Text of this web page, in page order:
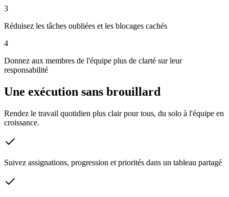
3
Réduisez les tâches oubliées et les blocages cachés
4
Donnez aux membres de l'équipe plus de clarté sur leur
responsabilité
Une exécution sans brouillard
Rendez le travail quotidien plus clair pour tous, du solo à l'équipe en
croissance.
Suivez assignations, progression et priorités dans un tableau partagé